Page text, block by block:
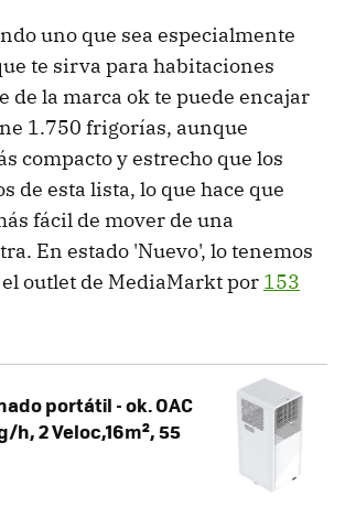
uno que sea especialmente
te sirva para habitaciones
de la marca ok te puede encajar
1.750 frigorías, aunque
compacto y estrecho que los
de esta lista, lo que hace que
fácil de mover de una
En estado 'Nuevo', lo tenemos
outlet de MediaMarkt por 153
portátil - ok. OAC
h, 2 Veloc,16m², 55